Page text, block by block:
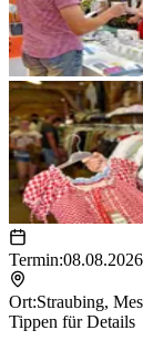
Termin:
Ort:Straubing,
Tippen für Details